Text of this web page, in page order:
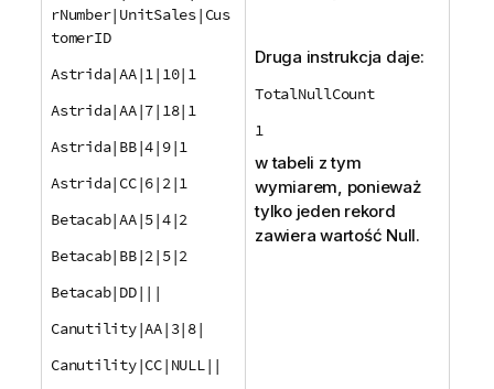
rNumber|UnitSales|Cus
tomerID
Astrida|AA|1|10|1
Astrida|AA|7|18|1
Astrida|BB|4|9|1
Astrida|CC|6|2|1
Betacab|AA|5|4|2
Betacab|BB|2|5|2
Betacab|DD|||
Canutility|AA|3|8|
Canutility|CC|NULL||
Druga instrukcja daje:
TotalNullCount
1
w tabeli z tym
wymiarem, ponieważ
tylko jeden rekord
zawiera wartość Null.